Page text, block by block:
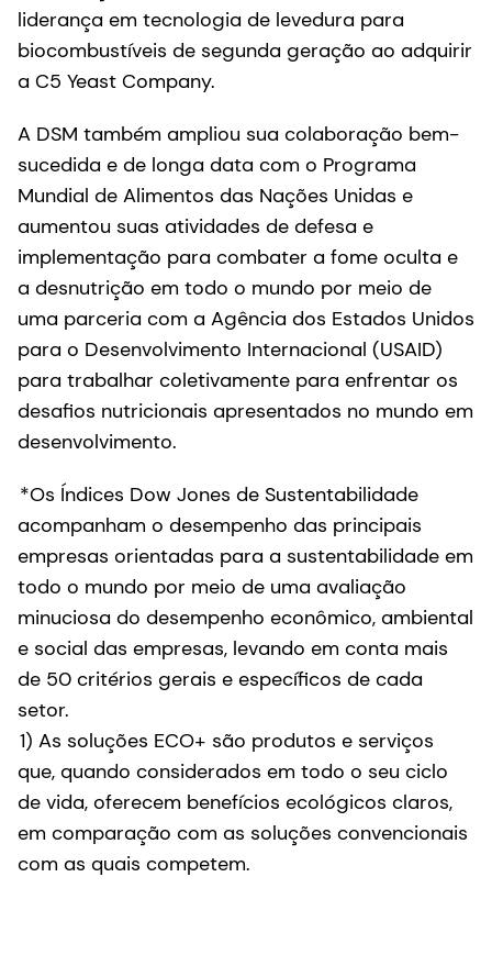
liderança em tecnologia de levedura para
biocombustíveis de segunda geração ao adquirir
a C5 Yeast Company.
A DSM também ampliou sua colaboração bem-
sucedida e de longa data com o Programa
Mundial de Alimentos das Nações Unidas e
aumentou suas atividades de defesa e
implementação para combater a fome oculta e
a desnutrição em todo o mundo por meio de
uma parceria com a Agência dos Estados Unidos
para o Desenvolvimento Internacional (USAID)
para trabalhar coletivamente para enfrentar os
desafios nutricionais apresentados no mundo em
desenvolvimento.
*Os Índices Dow Jones de Sustentabilidade
acompanham o desempenho das principais
empresas orientadas para a sustentabilidade em
todo o mundo por meio de uma avaliação
minuciosa do desempenho econômico, ambiental
e social das empresas, levando em conta mais
de 50 critérios gerais e específicos de cada
setor.
1) As soluções ECO+ são produtos e serviços
que, quando considerados em todo o seu ciclo
de vida, oferecem benefícios ecológicos claros,
em comparação com as soluções convencionais
com as quais competem.